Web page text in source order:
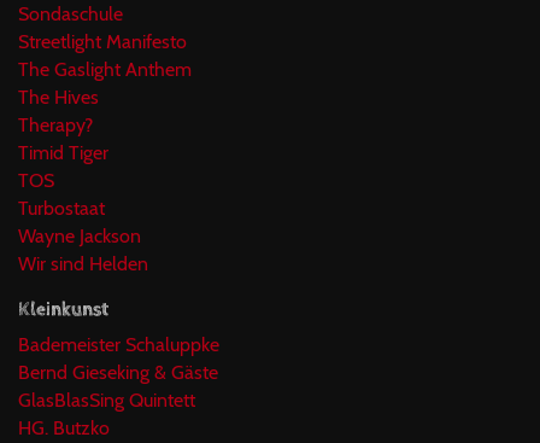
Sondaschule
Streetlight Manifesto
The Gaslight Anthem
The Hives
Therapy?
Timid Tiger
TOS
Turbostaat
Wayne Jackson
Wir sind Helden
Kleinkunst
Bademeister Schaluppke
Bernd Gieseking & Gäste
GlasBlasSing Quintett
HG. Butzko